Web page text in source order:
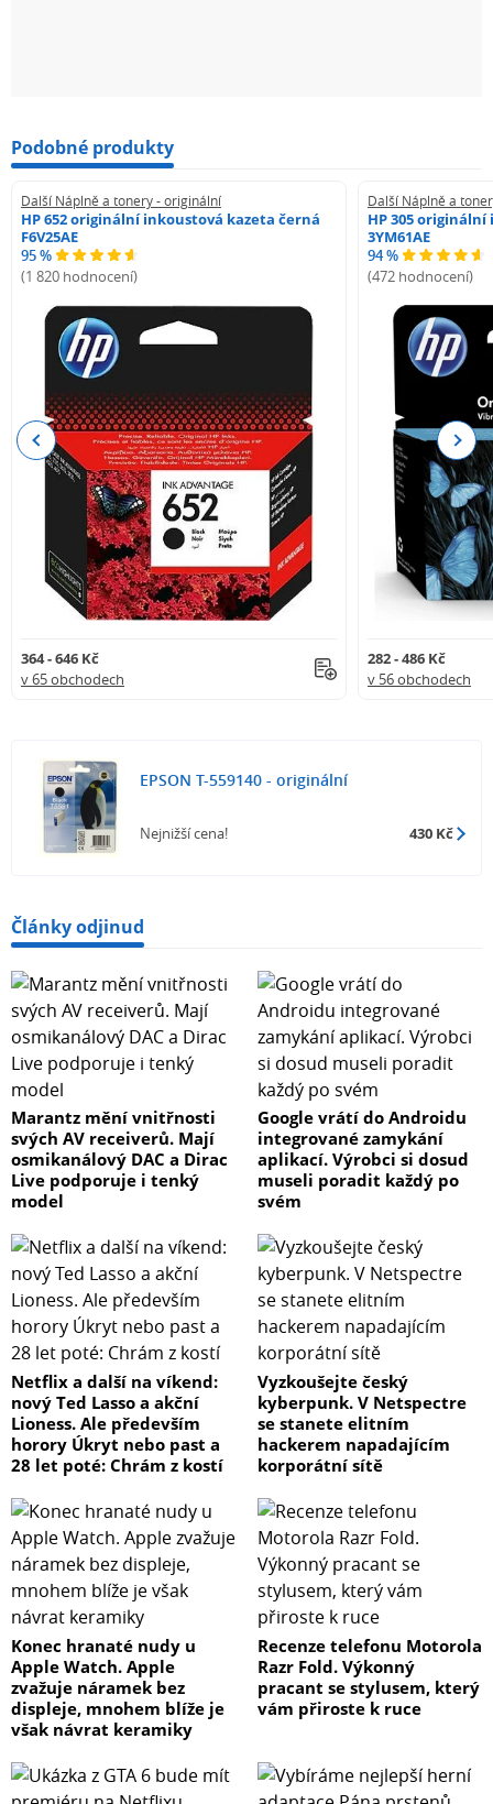
Podobné produkty
Další Náplně a tonery - originální
HP 652 originální inkoustová kazeta černá
F6V25AE
95 %
(1 820 hodnocení)
364 - 646 Kč
v 65 obchodech
Další Náplně a
HP 305
3YM61AE
94 %
(472 hodnocení)
282 - 486 Kč
v 56 obchodech
Previous Next
EPSON T-559140 - originální
Nejnižší cena! 430 Kč
Články odjinud
Marantz mění vnitřnosti
svých AV receiverů. Mají
osmikanálový DAC a Dirac
Live podporuje i tenký
model
Google vrátí do Androidu
integrované zamykání
aplikací. Výrobci si dosud
museli poradit každý po
svém
Netflix a další na víkend:
nový Ted Lasso a akční
Lioness. Ale především
horory Úkryt nebo past a
28 let poté: Chrám z kostí
Vyzkoušejte český
kyberpunk. V Netspectre
se stanete elitním
hackerem napadajícím
korporátní sítě
Konec hranaté nudy u
Apple Watch. Apple
zvažuje náramek bez
displeje, mnohem blíže je
však návrat keramiky
Recenze telefonu Motorola
Razr Fold. Výkonný
pracant se stylusem, který
vám přiroste k ruce